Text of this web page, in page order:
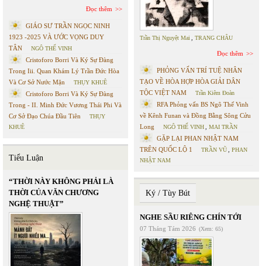
Đọc thêm
GIÁO SƯ TRẦN NGỌC NINH
1923 -2025 VÀ ƯỚC VỌNG DUY
TÂN
NGÔ THẾ VINH
Cristoforo Borri Và Ký Sự Đàng
Trong Iii. Quan Khám Lý Trần Đức Hòa
Và Cơ Sở Nước Mặn
THỤY KHUÊ
Cristoforo Borri Và Ký Sự Đàng
Trong - II. Minh Đức Vương Thái Phi Và
Cơ Sở Đạo Chúa Đầu Tiên
THỤY
KHUÊ
Tiểu Luận
“THỜI NÀY KHÔNG PHẢI LÀ
THỜI CỦA VĂN CHƯƠNG
NGHỆ THUẬT”
Trần Thị Nguyệt Mai TRANG CHÂU
Đọc thêm
PHỎNG VẤN TRÍ TUỆ NHÂN
TẠO VỀ HÒA HỢP HÒA GIẢI DÂN
TỘC VIỆT NAM
Trần Kiêm Đoàn
RFA Phỏng vấn BS Ngô Thế Vinh
về Kênh Funan và Đồng Bằng Sông Cửu
Long
NGÔ THẾ VINH MAI TRẦN
GẶP LẠI PHAN NHẬT NAM
TRÊN QUỐC LỘ 1
TRẦN VŨ
PHAN
NHẬT NAM
Ký / Tùy Bút
NGHE SẦU RIÊNG CHÍN TỚI
07 Tháng Tám 2026 (Xem: 65)